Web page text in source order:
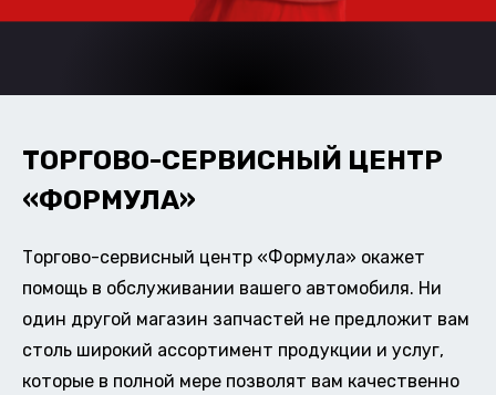
ТОРГОВО-СЕРВИСНЫЙ ЦЕНТР
«ФОРМУЛА»
Торгово-сервисный центр «Формула» окажет
помощь в обслуживании вашего автомобиля. Ни
один другой магазин запчастей не предложит вам
столь широкий ассортимент продукции и услуг,
которые в полной мере позволят вам качественно